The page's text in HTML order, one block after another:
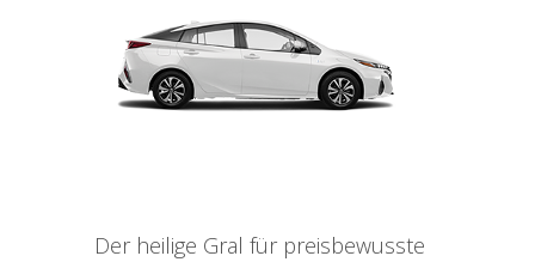
Der heilige Gral für preisbewusste